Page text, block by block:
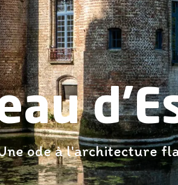
ode à l'architecture